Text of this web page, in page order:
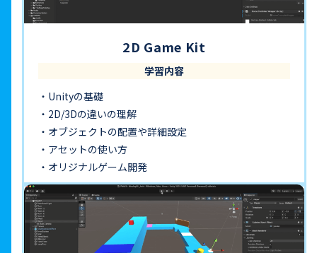
2D Game Kit
学習内容
Unityの基礎
2D/3Dの違いの理解
オブジェクトの配置や詳細設定
アセットの使い方
オリジナルゲーム開発